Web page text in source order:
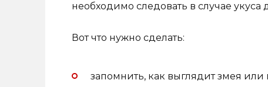
необходимо следовать в случае
Вот что нужно сделать:
запомнить, как выглядит змея или